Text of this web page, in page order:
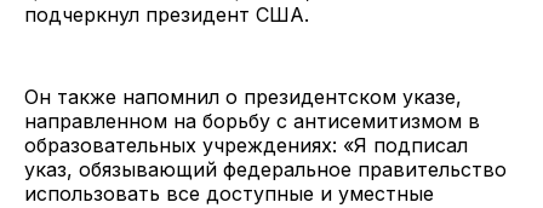
подчеркнул президент США.
Он также напомнил о президентском указе,
направленном на борьбу с антисемитизмом в
образовательных учреждениях: «Я подписал
указ, обязывающий федеральное правительство
использовать все доступные и уместные